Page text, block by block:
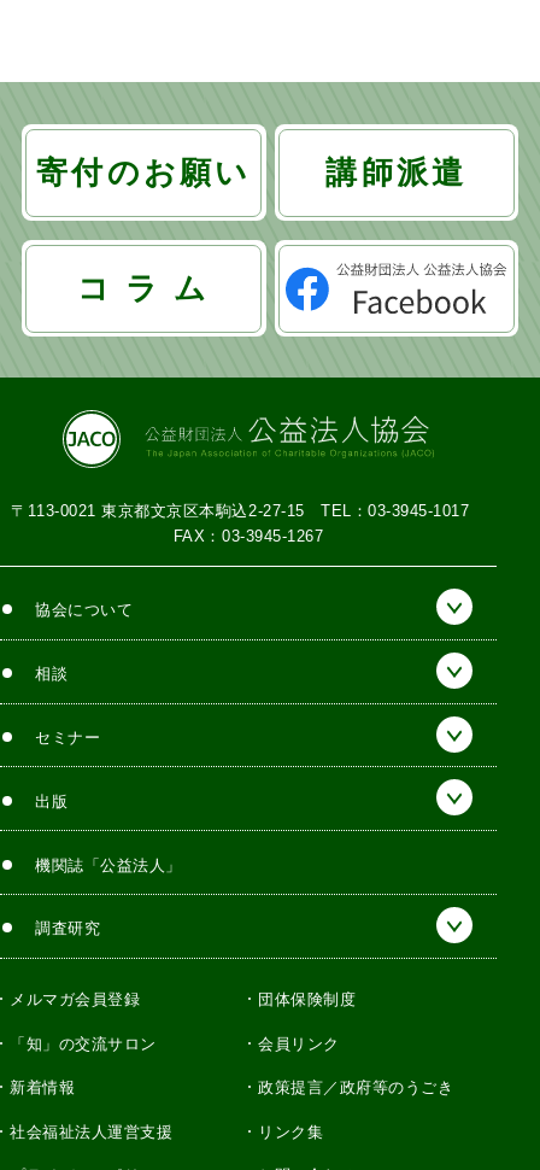
寄付のお願い 講師派遣
コ ラ ム
〒113-0021 東京都文京区本駒込2-27-15TEL：03-3945-1017
FAX：03-3945-1267
協会について
相談
セミナー
出版
機関誌「公益法人」
調査研究
メルマガ会員登録 団体保険制度
「知」の交流サロン 会員リンク
新着情報 政策提言／政府等のうごき
社会福祉法人運営支援 リンク集